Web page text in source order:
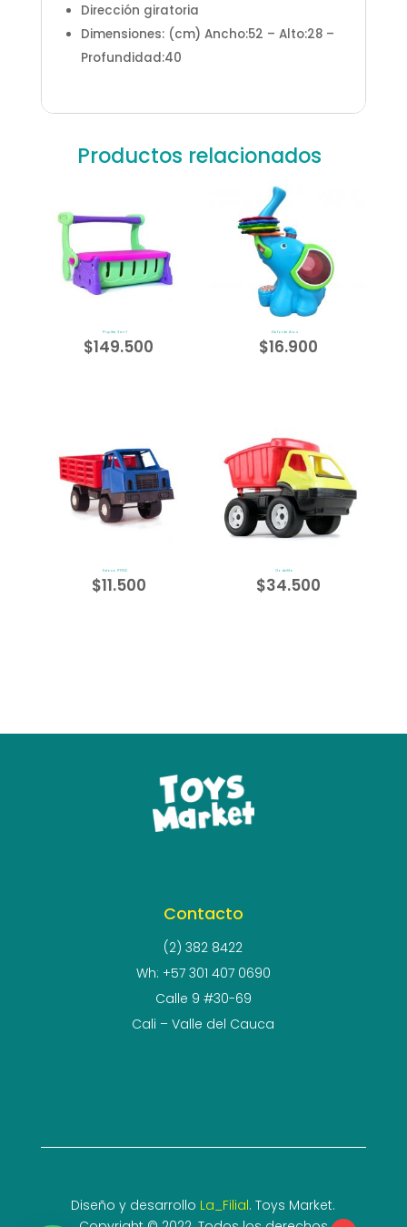
Dirección giratoria
Dimensiones: (cm) Ancho:52 – Alto:28 –
Profundidad:40
Productos relacionados
Pupitre 3 en 1
$149.500
Elefante Aros
$16.900
Estaca PF102
$11.500
Godzilita
$34.500
Contacto
(2) 382 8422
Wh: +57 301 407 0690
Calle 9 #30-69
Cali – Valle del Cauca
Diseño y desarrollo La_Filial. Toys Market.